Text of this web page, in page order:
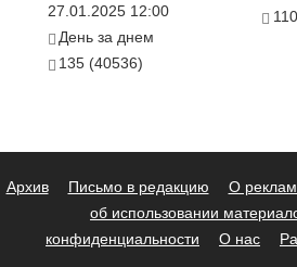
27.01.2025 12:00
День за днем
135 (40536)
Архив Письмо в редакцию О
об использовании
конфиденциальности
О нас